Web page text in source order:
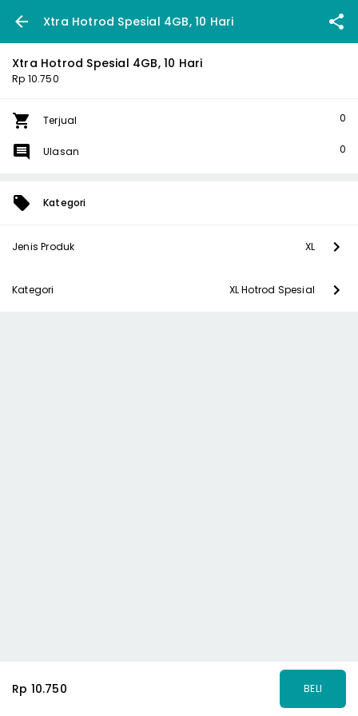
Xtra Hotrod Spesial 4GB, 10 Hari
Xtra Hotrod Spesial 4GB, 10 Hari
Rp 10.750
Terjual 0
Ulasan 0
Kategori
Jenis Produk XL
Kategori XL Hotrod Spesial
Rp 10.750 BELI